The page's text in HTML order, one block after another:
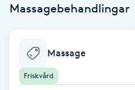
Bottenfärg
Massagebehandlingar
Massage
Friskvård